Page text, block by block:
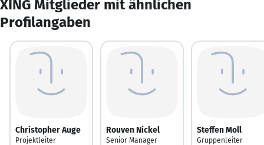
XING Mitglieder mit ähnlichen
Profilangaben
Christopher Auge
Projektleiter
Rouven Nickel
Senior Manager
Steffen Moll
Gruppenleiter